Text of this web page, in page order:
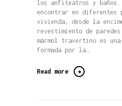
los anfiteatros y baños.
encontrar en diferentes
vivienda, desde la
revestimiento de
mármol travertino es
formada por la…
Read more